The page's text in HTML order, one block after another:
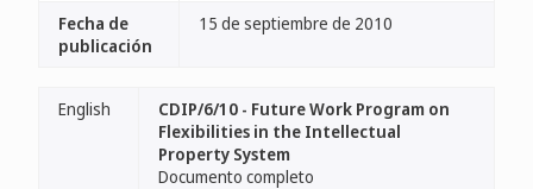
Fecha de
publicación
15 de septiembre de 2010
English
CDIP/6/10 - Future Work Program on
Flexibilities in the Intellectual
Property System
Documento completo